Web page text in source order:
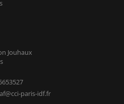
Jouhaux
paris-idf.fr